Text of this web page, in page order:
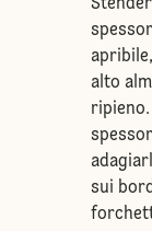
alto
ripieno.
sui